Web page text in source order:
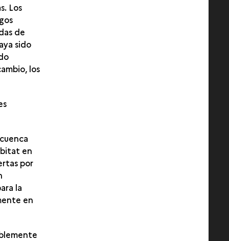
Los
de
sido
los
en
por
la
en